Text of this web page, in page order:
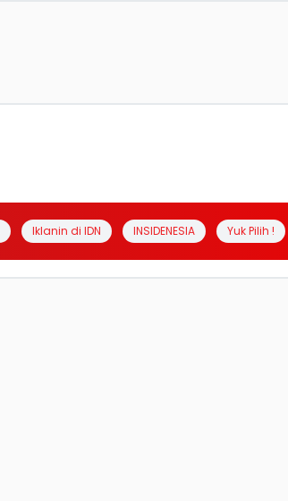
Iklanin di IDN INSIDENESIA Yuk Pilih !